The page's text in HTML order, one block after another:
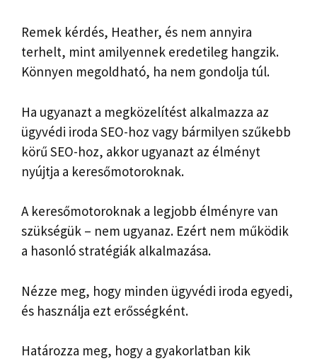
Remek kérdés, Heather, és nem annyira
terhelt, mint amilyennek eredetileg hangzik.
Könnyen megoldható, ha nem gondolja túl.
Ha ugyanazt a megközelítést alkalmazza az
ügyvédi iroda SEO-hoz vagy bármilyen szűkebb
körű SEO-hoz, akkor ugyanazt az élményt
nyújtja a keresőmotoroknak.
A keresőmotoroknak a legjobb élményre van
szükségük – nem ugyanaz. Ezért nem működik
a hasonló stratégiák alkalmazása.
Nézze meg, hogy minden ügyvédi iroda egyedi,
és használja ezt erősségként.
Határozza meg, hogy a gyakorlatban kik